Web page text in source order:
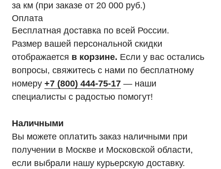
за км (при заказе от 20 000 руб.)
Оплата
Бесплатная доставка по всей России.
Размер вашей персональной скидки
отображается в корзине. Если у вас остались
вопросы, свяжитесь с нами по бесплатному
номеру +7 (800) 444-75-17 — наши
специалисты с радостью помогут!
Наличными
Вы можете оплатить заказ наличными при
получении в Москве и Московской области,
если выбрали нашу курьерскую доставку.